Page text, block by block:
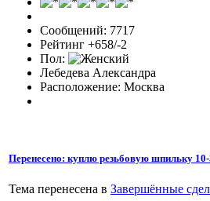
Сообщений: 7717
Рейтинг +658/-2
Пол:
Лебедева Александра
Расположение: Москва
Перенесено: куплю резьбовую шпильку
Тема перенесена в Завершённые